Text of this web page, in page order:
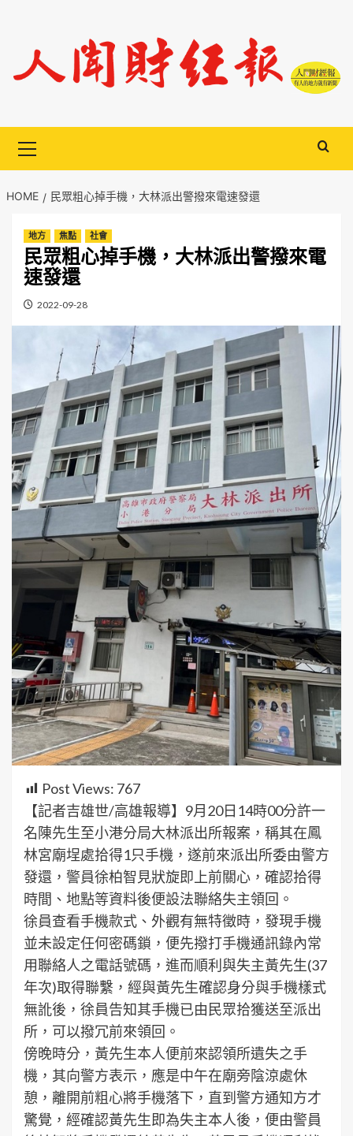
content
Menu
HOME 民眾粗心掉手機，大林派出警撥來電速發還
地方 焦點 社會
民眾粗心掉手機，大林派出警撥來電
速發還
2022-09-28
Post Views: 767
【記者吉雄世/高雄報導】9月20日14時00分許一
名陳先生至小港分局大林派出所報案，稱其在鳳
林宮廟埕處拾得1只手機，遂前來派出所委由警方
發還，警員徐柏智見狀旋即上前關心，確認拾得
時間、地點等資料後便設法聯絡失主領回。
徐員查看手機款式、外觀有無特徵時，發現手機
並未設定任何密碼鎖，便先撥打手機通訊錄內常
用聯絡人之電話號碼，進而順利與失主黃先生(37
年次)取得聯繫，經與黃先生確認身分與手機樣式
無訛後，徐員告知其手機已由民眾拾獲送至派出
所，可以撥冗前來領回。
傍晚時分，黃先生本人便前來認領所遺失之手
機，其向警方表示，應是中午在廟旁陰涼處休
憩，離開前粗心將手機落下，直到警方通知方才
驚覺，經確認黃先生即為失主本人後，便由警員